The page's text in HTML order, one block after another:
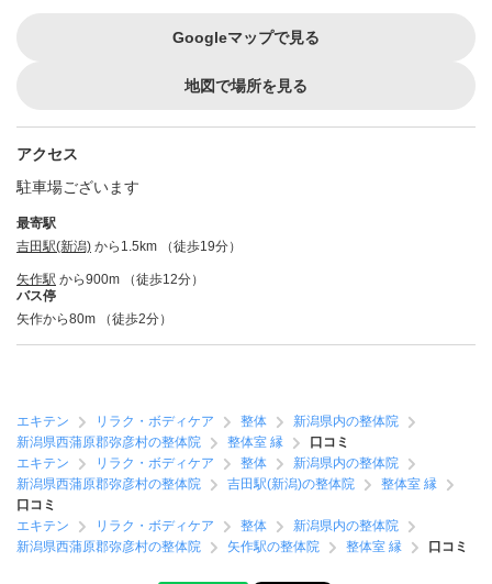
Googleマップで見る
地図で場所を見る
アクセス
駐車場ございます
最寄駅
吉田駅(新潟) から1.5km （徒歩19分）
矢作駅 から900m （徒歩12分）
バス停
矢作から80m （徒歩2分）
エキテン リラク・ボディケア 整体
新潟県内の整体院
新潟県西蒲原郡弥彦村の整体院
整体室 縁
口コミ
エキテン
リラク・ボディケア 整体
新潟県内の整体院
新潟県西蒲原郡弥彦村の整体院
吉田駅(新潟)の整体院
整体室 縁
口コミ
エキテン
リラク・ボディケア 整体
新潟県内の整体院
新潟県西蒲原郡弥彦村の整体院
矢作駅の整体院 整体室 縁 口コミ